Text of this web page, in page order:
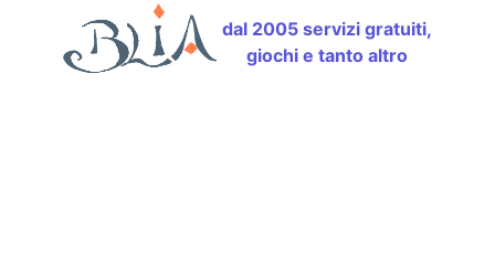
dal 2005 servizi gratuiti,
giochi e tanto altro